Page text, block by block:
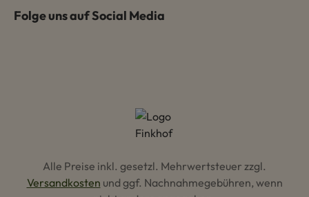
Folge uns auf Social Media
Alle Preise inkl. gesetzl. Mehrwertsteuer zzgl.
Versandkosten und ggf. Nachnahmegebühren, wenn